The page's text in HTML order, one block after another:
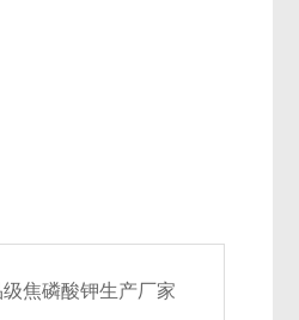
焦磷酸钾生产厂家